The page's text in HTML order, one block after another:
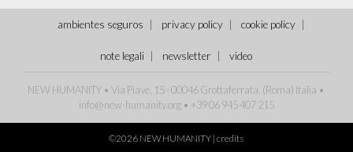
ambientes seguros privacy policy cookie policy
note legali newsletter video
NEW HUMANITY • Via Piave, 15 - 00046 Grottaferrata, (Roma) Italia •
info@new-humanity.org• +39 06 945 407 215
©2026 NEW HUMANITY |credits